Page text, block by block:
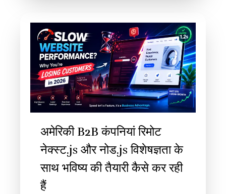
अमेरिकी B2B कंपनियां रिमोट
नेक्स्ट.js और नोड.js विशेषज्ञता के
साथ भविष्य की तैयारी कैसे कर रही
हैं